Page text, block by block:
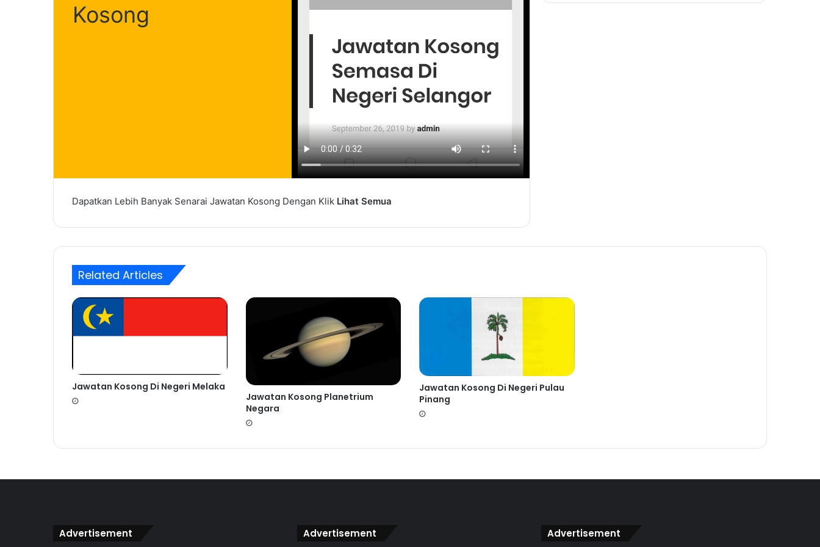
Kosong
Dapatkan Lebih Banyak Senarai Jawatan Kosong Dengan Klik Lihat Semua
Popular
Related Articles
Jawatan Kosong Di Negeri Melaka
Jawatan Kosong Planetrium
Negara
Jawatan Kosong Di Negeri Pulau
Pinang
Advertisement Advertisement Advertisement